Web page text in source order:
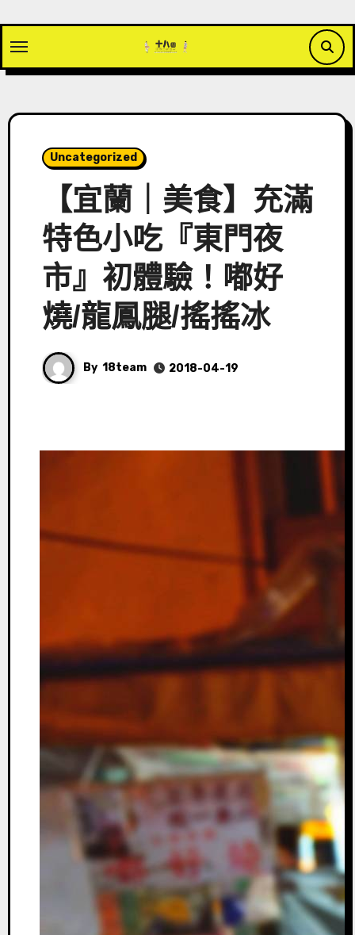
content
Uncategorized
【宜蘭｜美食】充滿
特色小吃『東門夜
市』初體驗！嘟好
燒/龍鳳腿/搖搖冰
By 18team 2018-04-19